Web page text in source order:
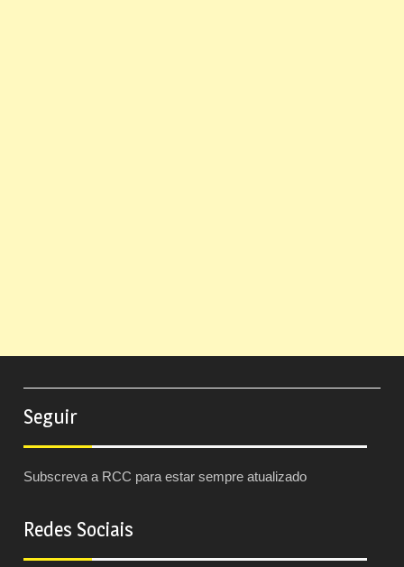
Seguir
Subscreva a RCC para estar sempre atualizado
Redes Sociais